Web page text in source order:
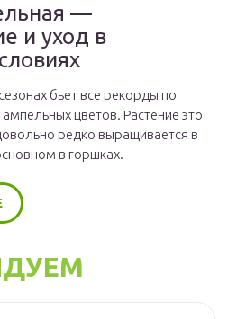
—
и уход в
бьет все рекорды по
цветов. Растение это
редко выращивается в
в горшках.